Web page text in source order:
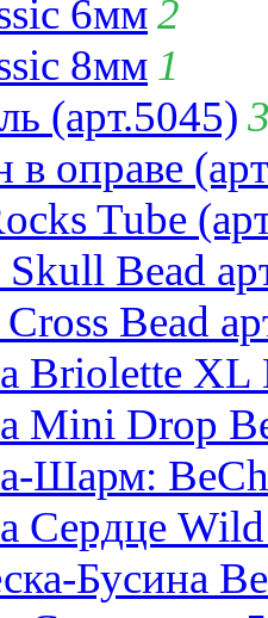
6мм2
8мм 1
(арт.5045)
оправе
Tube
Bead
Bead
Briolette XL
Mini Drop
Шарм:
Сердце
Бусина